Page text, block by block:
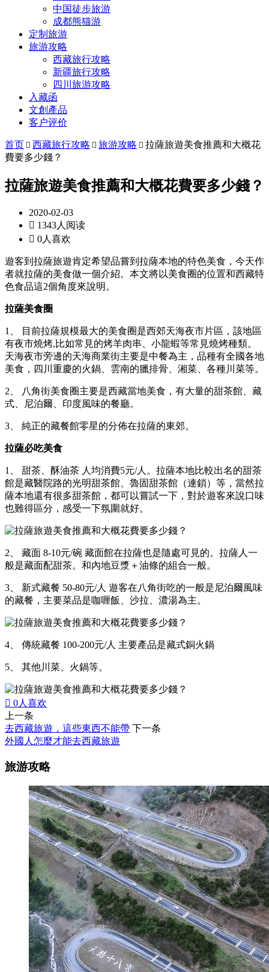
中国徒步旅游
成都熊猫游
定制旅游
旅游攻略
西藏旅行攻略
新疆旅行攻略
四川旅游攻略
入藏函
文創產品
客户评价
首页  西藏旅行攻略  旅游攻略  拉薩旅遊美食推薦和大概花
費要多少錢？
拉薩旅遊美食推薦和大概花費要多少錢？
2020-02-03
 1343人阅读
 0人喜欢
遊客到拉薩旅遊肯定希望品嘗到拉薩本地的特色美食，今天作
者就拉薩的美食做一個介紹。本文將以美食圈的位置和西藏特
色食品這2個角度來說明。
拉薩美食圈
1、 目前拉薩規模最大的美食圈是西郊天海夜市片區，該地區
有夜市燒烤,比如常見的烤羊肉串、小龍蝦等常見燒烤種類。
天海夜市旁邊的天海商業街主要是中餐為主，品種有全國各地
美食，四川重慶的火鍋、雲南的臘排骨、湘菜、各種川菜等。
2、 八角街美食圈主要是西藏當地美食，有大量的甜茶館、藏
式、尼泊爾、印度風味的餐廳。
3、 純正的藏餐館零星的分佈在拉薩的東郊。
拉薩必吃美食
1、 甜茶、酥油茶 人均消費5元/人。拉薩本地比較出名的甜茶
館是藏醫院路的光明甜茶館、魯固甜茶館（連鎖）等，當然拉
薩本地還有很多甜茶館，都可以嘗試一下，對於遊客來說口味
也難得區分，感受一下氛圍就好。
2、 藏面 8-10元/碗 藏面館在拉薩也是隨處可見的。拉薩人一
般是藏面配甜茶。和內地豆漿＋油條的組合一般。
3、 新式藏餐 50-80元/人 遊客在八角街吃的一般是尼泊爾風味
的藏餐，主要菜品是咖喱飯、沙拉、濃湯為主。
4、 傳統藏餐 100-200元/人 主要產品是藏式銅火鍋
5、 其他川菜、火鍋等。
 0人喜欢
上一条
去西藏旅遊，這些東西不能帶 下一条
外國人怎麼才能去西藏旅遊
旅游攻略